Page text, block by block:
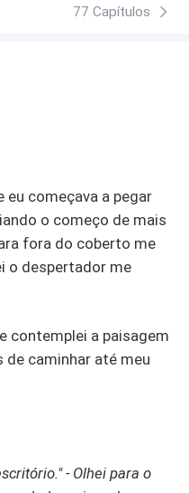
77 Capítulos
começava a pegar
o começo de mais
fora do coberto me
o despertador me
contemplei a paisagem
de caminhar até meu
- Olhei para o